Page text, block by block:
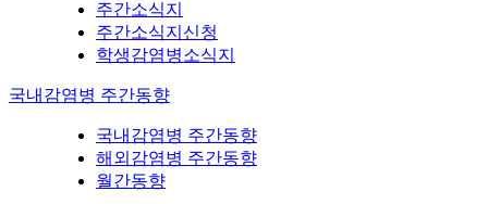
주간소식지
주간소식지신청
학생감염병소식지
국내감염병 주간동향
국내감염병 주간동향
해외감염병 주간동향
월간동향